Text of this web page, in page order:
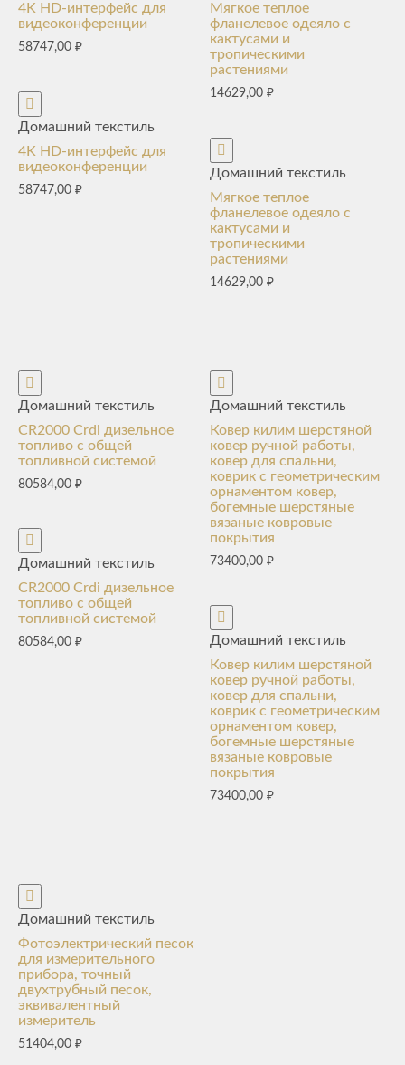
4K HD-интерфейс для
видеоконференции
58747,00 ₽
Домашний текстиль
4K HD-интерфейс для
видеоконференции
58747,00 ₽
Мягкое теплое
фланелевое одеяло с
кактусами и
тропическими
растениями
14629,00₽
Домашний текстиль
Мягкое теплое
фланелевое одеяло с
кактусами и
тропическими
растениями
14629,00₽
Домашний текстиль
CR2000 Crdi дизельное
топливо с общей
топливной системой
80584,00 ₽
Домашний текстиль
CR2000 Crdi дизельное
топливо с общей
топливной системой
80584,00 ₽
Домашний текстиль
Ковер килим шерстяной
ковер ручной работы,
ковер для спальни,
коврик с геометрическим
орнаментом ковер,
богемные шерстяные
вязаные ковровые
покрытия
73400,00₽
Домашний текстиль
Ковер килим шерстяной
ковер ручной работы,
ковер для спальни,
коврик с геометрическим
орнаментом ковер,
богемные шерстяные
вязаные ковровые
покрытия
73400,00₽
Домашний текстиль
Фотоэлектрический песок
для измерительного
прибора, точный
двухтрубный песок,
эквивалентный
измеритель
51404,00 ₽